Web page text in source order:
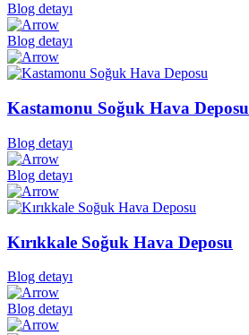
Blog detayı
Blog detayı
Kastamonu Soğuk Hava Deposu
Blog detayı
Blog detayı
Kırıkkale Soğuk Hava Deposu
Blog detayı
Blog detayı